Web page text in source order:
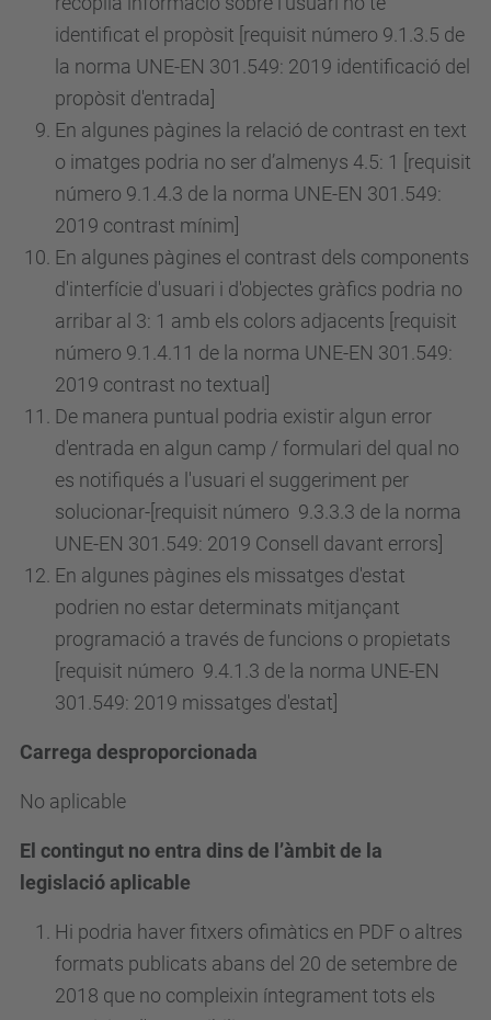
identificat el propòsit [requisit número 9.1.3.5 de
la norma UNE-EN 301.549: 2019 identificació del
propòsit d'entrada]
En algunes pàgines la relació de contrast en text
o imatges podria no ser d’almenys 4.5: 1 [requisit
número 9.1.4.3 de la norma UNE-EN 301.549:
2019 contrast mínim]
En algunes pàgines el contrast dels components
d'interfície d'usuari i d'objectes gràfics podria no
arribar al 3: 1 amb els colors adjacents [requisit
número 9.1.4.11 de la norma UNE-EN 301.549:
2019 contrast no textual]
De manera puntual podria existir algun error
d'entrada en algun camp / formulari del qual no
es notifiqués a l'usuari el suggeriment per
solucionar-[requisit número 9.3.3.3 de la norma
UNE-EN 301.549: 2019 Consell davant errors]
En algunes pàgines els missatges d'estat
podrien no estar determinats mitjançant
programació a través de funcions o propietats
[requisit número 9.4.1.3 de la norma UNE-EN
301.549: 2019 missatges d'estat]
Carrega desproporcionada
No aplicable
El contingut no entra dins de l’àmbit de la
legislació aplicable
Hi podria haver fitxers ofimàtics en PDF o altres
formats publicats abans del 20 de setembre de
2018 que no compleixin íntegrament tots els